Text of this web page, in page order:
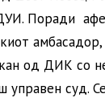
Поради
од ДИК со
управен суд.